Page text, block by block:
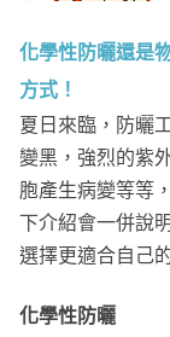
化學性防曬還是
方式！
夏日來臨，防曬
變黑，強烈的紫
胞產生病變等等
下介紹會一併說
選擇更適合自己
化學性防曬